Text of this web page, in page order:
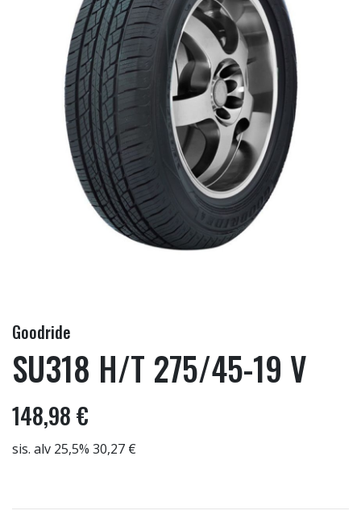
Goodride
SU318 H/T 275/45-19 V
148,98 €
sis. alv 25,5% 30,27 €